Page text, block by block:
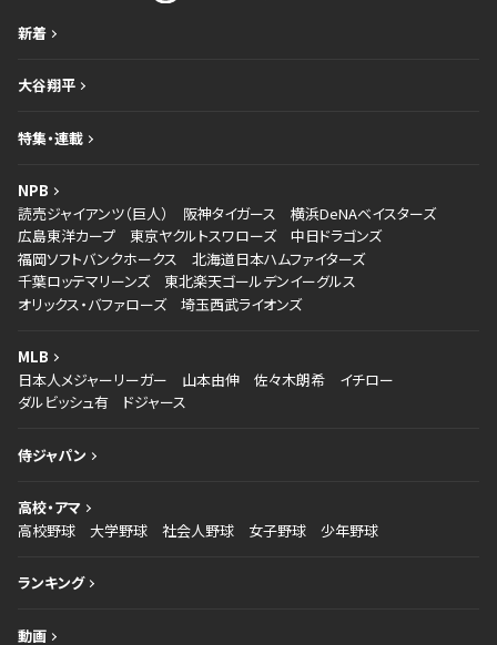
新着
大谷翔平
特集・連載
NPB
読売ジャイアンツ（巨人）
阪神タイガース
横浜DeNAベイスターズ
広島東洋カープ
東京ヤクルトスワローズ
中日ドラゴンズ
福岡ソフトバンクホークス
北海道日本ハムファイターズ
千葉ロッテマリーンズ
東北楽天ゴールデンイーグルス
オリックス・バファローズ
埼玉西武ライオンズ
MLB
日本人メジャーリーガー
山本由伸 佐々木朗希
イチロー
ダルビッシュ有
ドジャース
侍ジャパン
高校・アマ
高校野球
大学野球 社会人野球 女子野球 少年野球
ランキング
動画